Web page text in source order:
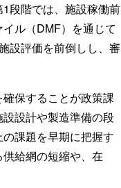
段階では、施設稼働前
ル（DMF）を通じて
設評価を前倒しし、審
保することが政策課
設計や製造準備の段
課題を早期に把握す
給網の短縮や、在